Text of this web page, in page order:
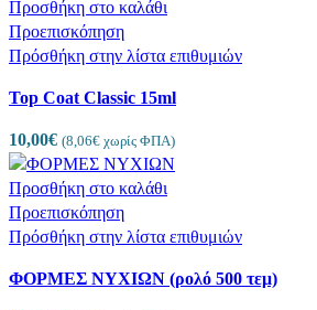
Προσθήκη στο καλάθι
Προεπισκόπηση
Πρόσθήκη στην λίστα επιθυμιών
Top Coat Classic 15ml
10,00€ (8,06€ χωρίς ΦΠΑ)
Προσθήκη στο καλάθι
Προεπισκόπηση
Πρόσθήκη στην λίστα επιθυμιών
ΦΟΡΜΕΣ ΝΥΧΙΩΝ (ρολό 500 τεμ)